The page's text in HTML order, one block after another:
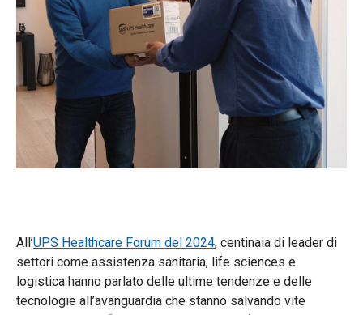
All’UPS Healthcare Forum del 2024, centinaia di leader di
settori come assistenza sanitaria, life sciences e
logistica hanno parlato delle ultime tendenze e delle
tecnologie all’avanguardia che stanno salvando vite